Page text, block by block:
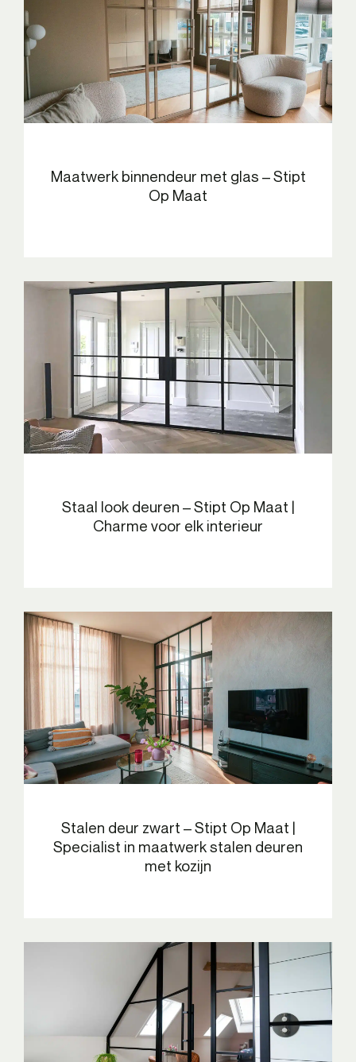
Maatwerk binnendeur met glas – Stipt
Op Maat
Staal look deuren – Stipt Op Maat |
Charme voor elk interieur
Stalen deur zwart – Stipt Op Maat |
Specialist in maatwerk stalen deuren
met kozijn